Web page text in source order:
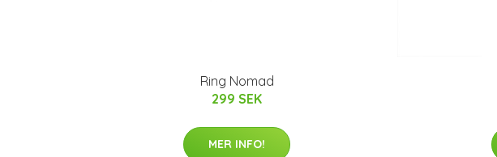
Ring Nomad
299 SEK
MER INFO!